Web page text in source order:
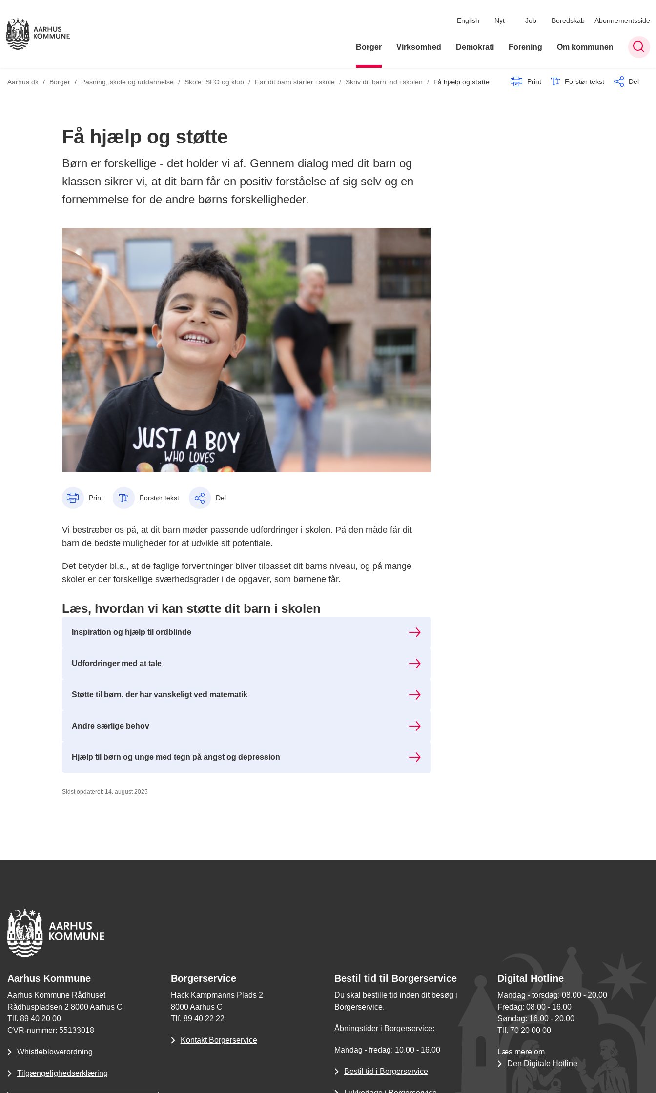
English Nyt Job Beredskab Abonnementsside
Borger Virksomhed Demokrati Forening Om kommunen
Aarhus.dk / Borger / Pasning, skole og uddannelse / Skole, SFO og klub / Før dit barn starter i skole / Tilbage til
Skriv dit barn ind i skolen / Få hjælp og støtte Print Forstør tekst Del
Få hjælp og støtte
Børn er forskellige - det holder vi af. Gennem dialog med dit barn og
klassen sikrer vi, at dit barn får en positiv forståelse af sig selv og en
fornemmelse for de andre børns forskelligheder.
Print Forstør tekst Del
Vi bestræber os på, at dit barn møder passende udfordringer i skolen. På den måde får dit
barn de bedste muligheder for at udvikle sit potentiale.
Det betyder bl.a., at de faglige forventninger bliver tilpasset dit barns niveau, og på mange
skoler er der forskellige sværhedsgrader i de opgaver, som børnene får.
Læs, hvordan vi kan støtte dit barn i skolen
Inspiration og hjælp til ordblinde
Udfordringer med at tale
Støtte til børn, der har vanskeligt ved matematik
Andre særlige behov
Hjælp til børn og unge med tegn på angst og depression
Sidst opdateret: 14. august 2025
Aarhus Kommune
Aarhus Kommune Rådhuset
Rådhuspladsen 2 8000 Aarhus C
Tlf. 89 40 20 00
CVR-nummer: 55133018
Whistleblowerordning
Tilgængelighedserklæring
Borgerservice
Hack Kampmanns Plads 2
8000 Aarhus C
Tlf. 89 40 22 22
Kontakt Borgerservice
Bestil tid til Borgerservice
Du skal bestille tid inden dit besøg i
Borgerservice.
Åbningstider i Borgerservice:
Mandag - fredag: 10.00 - 16.00
Bestil tid i Borgerservice
Digital Hotline
Mandag - torsdag: 08.00 - 20.00
Fredag: 08.00 - 16.00
Søndag: 16.00 - 20.00
Tlf. 70 20 00 00
Læs mere om
Den Digitale Hotline